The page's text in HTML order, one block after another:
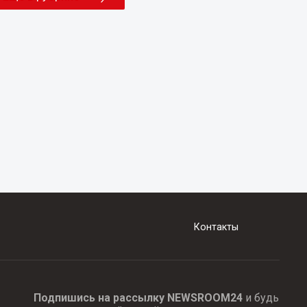
Контакты
Подпишись на рассылку NEWSROOM24и будь